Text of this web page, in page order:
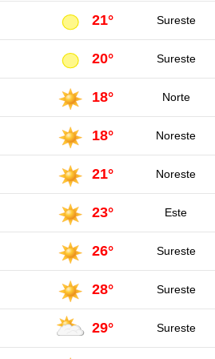
21° Sureste
20° Sureste
18° Norte
18° Noreste
21° Noreste
23° Este
26° Sureste
28° Sureste
29° Sureste